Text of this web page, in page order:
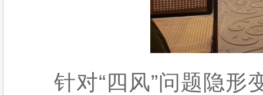
针对“四风”问题隐形